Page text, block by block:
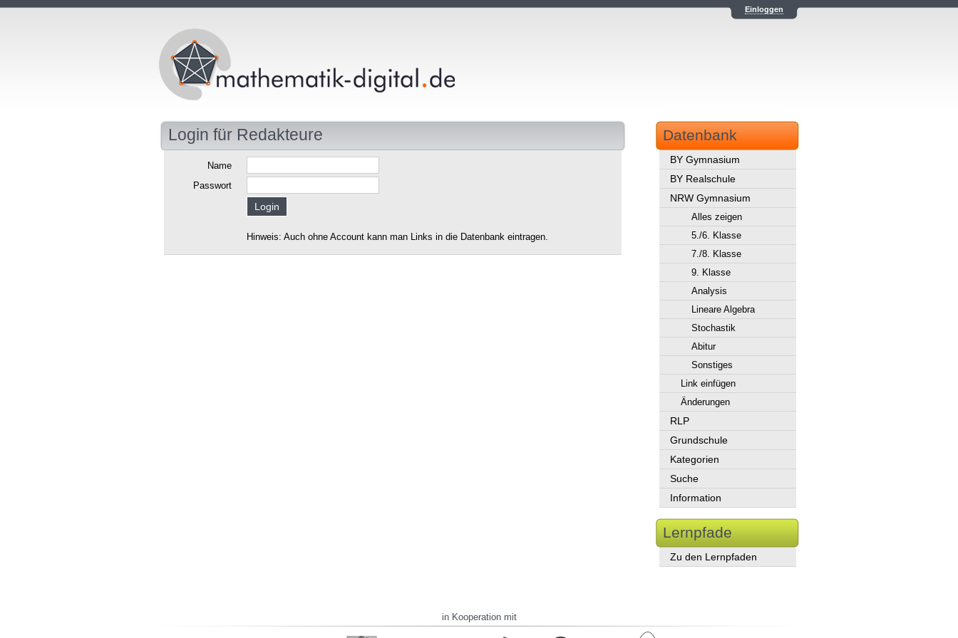
Einloggen
Login für Redakteure
Name
Passwort
Hinweis: Auch ohne Account kann man Links in die Datenbank eintragen.
Datenbank
BY Gymnasium
BY Realschule
NRW Gymnasium
Alles zeigen
5./6. Klasse
7./8. Klasse
9. Klasse
Analysis
Lineare Algebra
Stochastik
Abitur
Sonstiges
Link einfügen
Änderungen
RLP
Grundschule
Kategorien
Suche
Information
Lernpfade
Zu den Lernpfaden
in Kooperation mit